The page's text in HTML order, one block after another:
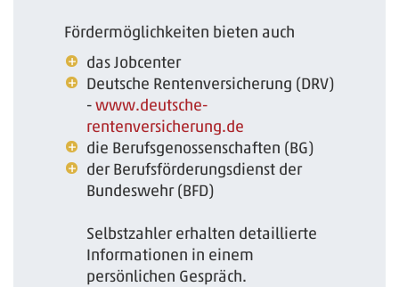
Fördermöglichkeiten bieten auch
das Jobcenter
Deutsche Rentenversicherung (DRV)
-www.deutsche-
rentenversicherung.de
die Berufsgenossenschaften (BG)
der Berufsförderungsdienst der
Bundeswehr (BFD)
Selbstzahler erhalten detaillierte
Informationen in einem
persönlichen Gespräch.